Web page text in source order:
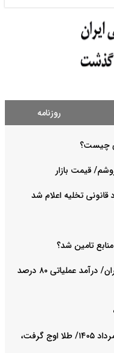
روزنامه
چیست؟
قیمت بازار
قانونی تخلیه اعلام شد
تامین شد؟
تغییر مثبت در عملکرد مالی بانک صادرات ایران/ درآمد عملیاتی ۸۰ درصد
آخرین قیمت طلا و سکه امروز پنجشنبه ۱۵ مرداد ۱۴۰۵/ طلا اوج گرفت،